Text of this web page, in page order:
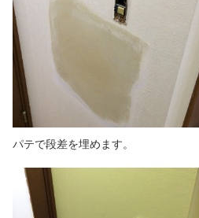
パテで段差を埋めます。